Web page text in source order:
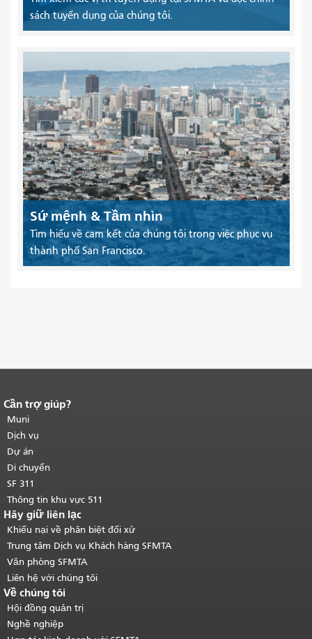
sách tuyển dụng của chúng tôi.
Sứ mệnh & Tầm nhìn
Tìm hiểu về cam kết của chúng tôi trong việc phục vụ
thành phố San Francisco.
Kết thúc nội dung trang.
của trang này được lặp lại trên mọi
trang.Quay lại đầu trang nội dung
chính.
Cần trợ giúp?
Muni
Dịch vụ
Dự án
Di chuyển
SF 311
Thông tin khu vực 511
Hãy giữ liên lạc
Khiếu nại về phân biệt đối xử
Trung tâm Dịch vụ Khách hàng SFMTA
Văn phòng SFMTA
Liên hệ với chúng tôi
Về chúng tôi
Hội đồng quản trị
Nghề nghiệp